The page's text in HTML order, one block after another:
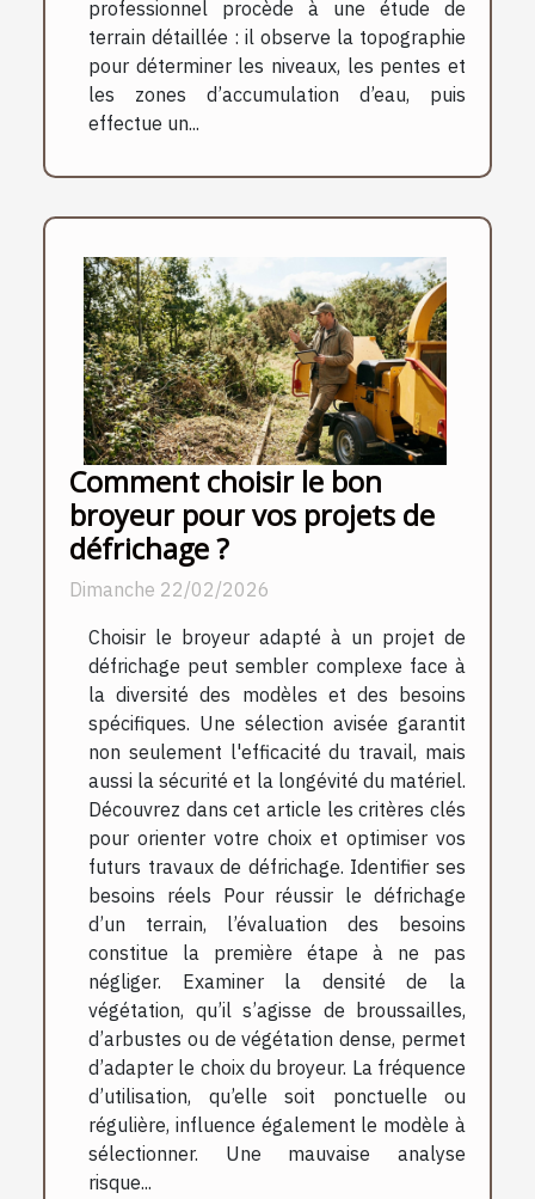
professionnel procède à une étude de
terrain détaillée : il observe la topographie
pour déterminer les niveaux, les pentes et
les zones d’accumulation d’eau, puis
effectue un...
Comment choisir le bon
broyeur pour vos projets de
défrichage ?
Dimanche 22/02/2026
Choisir le broyeur adapté à un projet de
défrichage peut sembler complexe face à
la diversité des modèles et des besoins
spécifiques. Une sélection avisée garantit
non seulement l'efficacité du travail, mais
aussi la sécurité et la longévité du matériel.
Découvrez dans cet article les critères clés
pour orienter votre choix et optimiser vos
futurs travaux de défrichage. Identifier ses
besoins réels Pour réussir le défrichage
d’un terrain, l’évaluation des besoins
constitue la première étape à ne pas
négliger. Examiner la densité de la
végétation, qu’il s’agisse de broussailles,
d’arbustes ou de végétation dense, permet
d’adapter le choix du broyeur. La fréquence
d’utilisation, qu’elle soit ponctuelle ou
régulière, influence également le modèle à
sélectionner. Une mauvaise analyse
risque...